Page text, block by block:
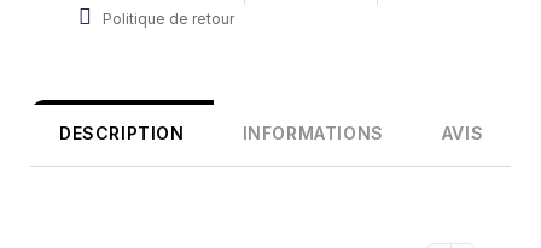
Politique de retour
DESCRIPTION INFORMATIONS AVIS